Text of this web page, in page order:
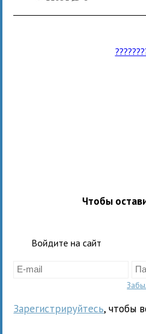
Чтобы
Войдите на сайт
Зарегистрируйтесь, чтобы